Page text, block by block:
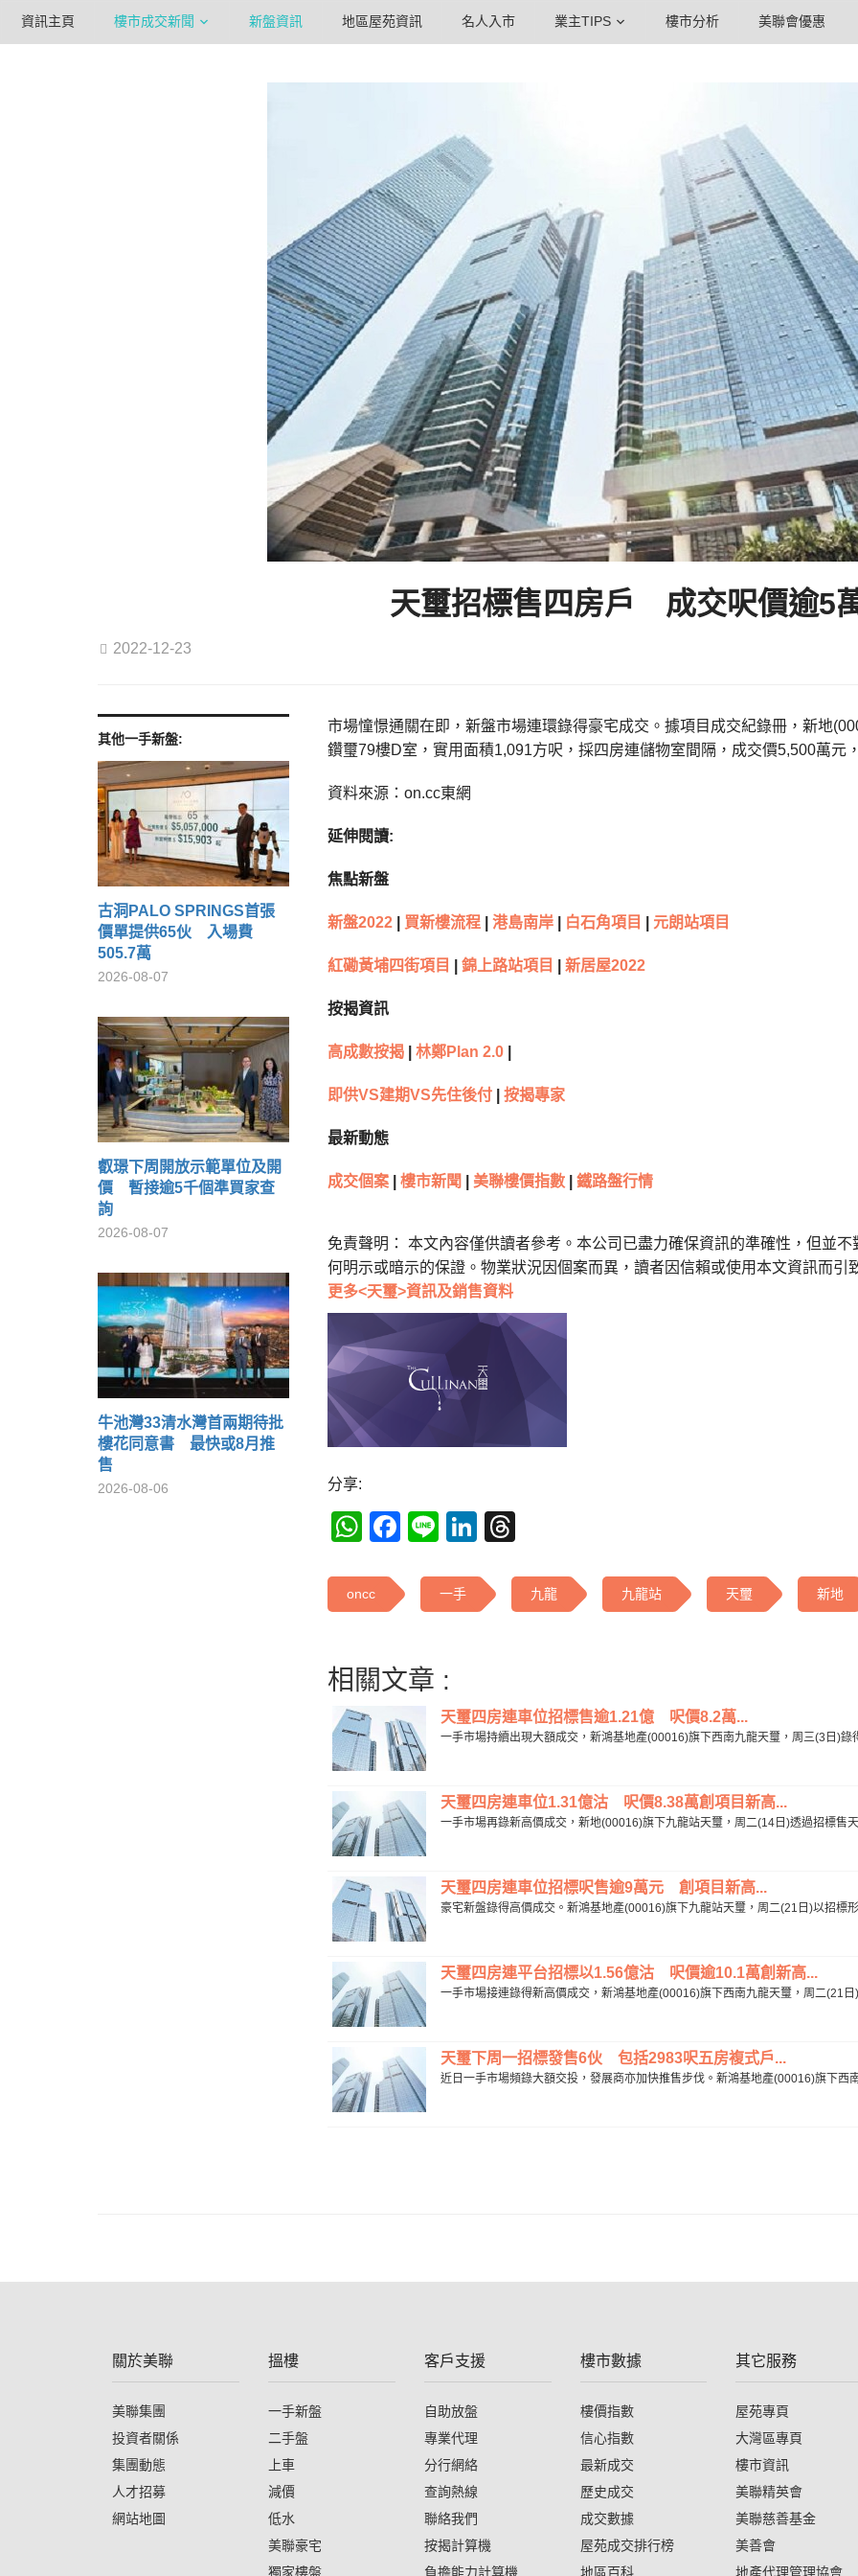
資訊主頁 樓市成交新聞 新盤資訊 地區屋苑資訊 名人入市 業主TIPS 樓市分析 美聯會優惠
天璽招標售四房戶 成交呎價逾5
2022-12-23
其他一手新盤:
古洞PALO SPRINGS首張
價單提供65伙 入場費
505.7萬
2026-08-07
叡璟下周開放示範單位及開
價 暫接逾5千個準買家查
詢
2026-08-07
牛池灣33清水灣首兩期待批
樓花同意書 最快或8月推
售
2026-08-06
市場憧憬通關在即，新盤市場連環錄得豪宅成交。據項目成交紀錄冊，新地
鑽璽79樓D室，實用面積1,091方呎，採四房連儲物室間隔，成交價5,500萬元
資料來源：on.cc東網
延伸閱讀:
焦點新盤
新盤2022 買新樓流程 港島南岸 白石角項目 元朗站項目
紅磡黃埔四街項目 錦上路站項目 新居屋2022
按揭資訊
高成數按揭 林鄭Plan 2.0
即供VS建期VS先住後付 按揭專家
最新動態
成交個案 樓市新聞 美聯樓價指數 鐵路盤行情
免責聲明： 本文內容僅供讀者參考。本公司已盡力確保資訊的準確性，但並
何明示或暗示的保證。物業狀況因個案而異，讀者因信賴或使用本文資訊而引
更多<天璽>資訊及銷售資料
分享:
WhatsApp
Facebook
LineLinkedIn
oncc 一手 九龍 九龍站 天璽 新地
相關文章 :
天璽四房連車位招標售逾1.21億 呎價8.2萬...
一手市場持續出現大額成交，新鴻基地產(00016)旗下西南九龍天璽，周三(3日)
天璽四房連車位1.31億沽 呎價8.38萬創項目新高...
一手市場再錄新高價成交，新地(00016)旗下九龍站天璽，周二(14日)透過招標售
天璽四房連車位招標呎售逾9萬元 創項目新高...
豪宅新盤錄得高價成交。新鴻基地產(00016)旗下九龍站天璽，周二(21日)以招標
天璽四房連平台招標以1.56億沽 呎價逾10.1萬創新高...
一手市場接連錄得新高價成交，新鴻基地產(00016)旗下西南九龍天璽，周二(21
天璽下周一招標發售6伙 包括2983呎五房複式戶...
近日一手市場頻錄大額交投，發展商亦加快推售步伐。新鴻基地產(00016)旗下
關於美聯
美聯集團
投資者關係
集團動態
人才招募
網站地圖
搵樓
一手新盤
二手盤
上車
減價
低水
美聯豪宅
獨家樓盤
客戶支援
自助放盤
專業代理
分行網絡
查詢熱線
聯絡我們
按揭計算機
負擔能力計算機
樓市數據
樓價指數
信心指數
最新成交
歷史成交
成交數據
屋苑成交排行榜
地區百科
其它服務
屋苑專頁
大灣區專頁
樓市資訊
美聯精英會
美聯慈善基金
美善會
地產代理管理協會